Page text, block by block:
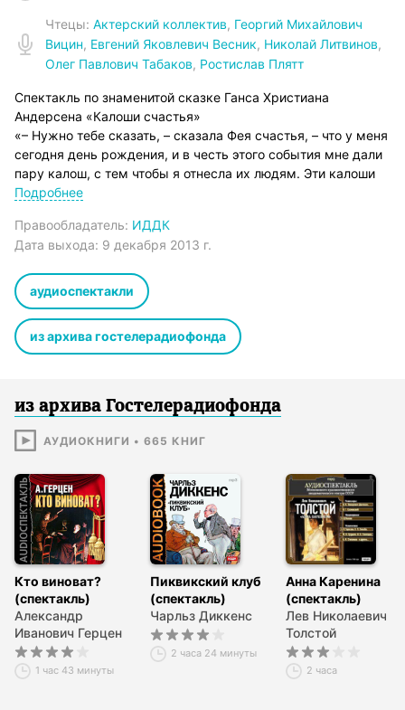
Чтецы: Актерский коллектив, Георгий Михайлович
Вицин, Евгений Яковлевич Весник, Николай Литвинов,
Олег Павлович Табаков, Ростислав Плятт
Спектакль по знаменитой сказке Ганса Христиана
Андерсена «Калоши счастья»
«– Нужно тебе сказать, – сказала Фея счастья, – что у меня
сегодня день рождения, и в честь этого события мне дали
пару калош, с тем чтобы я отнесла их людям. Эти калоши
обладают одним замечательным свойством: того, кто их
любую эпоху – стоит ему только пожелать, – и от этого он
почувствует себя совершенно счастливым.»
Сказочник – Николай Литвинов;
Советник юстиции и 1-й Селенит – Ростислав Плятт;
Медик – Евгений Весник;
Полицейский писарь и Попугай – Георгий Вицин;
Барышня Ларсен – Вера Орлова;
Хозяйка Самена – Тамара Чистякова;
Гостья – Надежда Киселева;
Подробнее
Правообладатель: ИДДК
Дата выхода: 9 декабря 2013 г.
аудиоспектакли
из архива гостелерадиофонда
из архива Гостелерадиофонда
АУДИОКНИГИ • 665 КНИГ
Кто виноват?
(спектакль)
Александр
Иванович Герцен
1 час 43 минуты
Пиквикский клуб
(спектакль)
Чарльз Диккенс
2 часа 24 минуты
Анна Каренина
(спектакль)
Лев Николаевич
Толстой
2 часа